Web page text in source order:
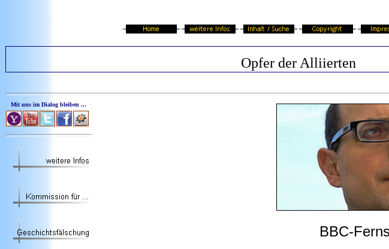
Opfer der Alliierten
Mit uns im Dialog bleiben ...
BBC-